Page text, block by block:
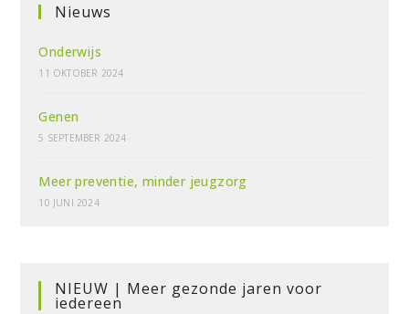
Nieuws
Onderwijs
11 OKTOBER 2024
Genen
5 SEPTEMBER 2024
Meer preventie, minder jeugzorg
10 JUNI 2024
NIEUW | Meer gezonde jaren voor
iedereen